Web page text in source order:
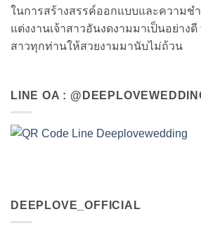
ในการสร้างสรรค์ออกแบบและความช
แต่งงานเจ้าสาวอันงดงามมาเป็นอย่างดี
สาวทุกท่านให้สวยงามมานับไม่ถ้วน
LINE OA :
DEEPLOVE_OFFICIAL